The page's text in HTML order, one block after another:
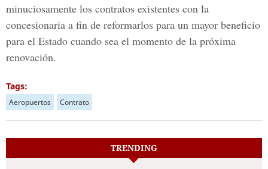
minuciosamente los contratos existentes con la
concesionaria a fin de reformarlos para un mayor beneficio
para el Estado cuando sea el momento de la próxima
renovación.
Tags:
Aeropuertos Contrato
TRENDING